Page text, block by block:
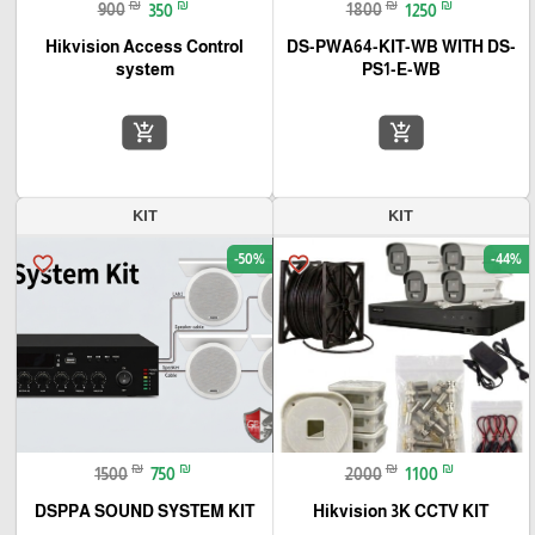
1800 ₪ 1250 ₪
DS-PWA64-KIT-WB WITH DS-
PS1-E-WB
add_shopping_cart
900 ₪ 350 ₪
Hikvision Access Control
system
add_shopping_cart
KIT
favorite_border -44%
2000 ₪ 1100 ₪
Hikvision 3K CCTV KIT
KIT
favorite_border -50%
1500 ₪ 750 ₪
DSPPA SOUND SYSTEM KIT